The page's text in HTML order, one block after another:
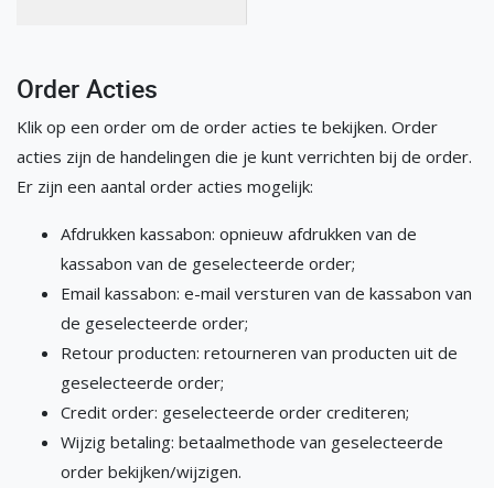
Order Acties
Klik op een order om de order acties te bekijken. Order
acties zijn de handelingen die je kunt verrichten bij de order.
Er zijn een aantal order acties mogelijk:
Afdrukken kassabon: opnieuw afdrukken van de
kassabon van de geselecteerde order;
Email kassabon: e-mail versturen van de kassabon van
de geselecteerde order;
Retour producten: retourneren van producten uit de
geselecteerde order;
Credit order: geselecteerde order crediteren;
Wijzig betaling: betaalmethode van geselecteerde
order bekijken/wijzigen.